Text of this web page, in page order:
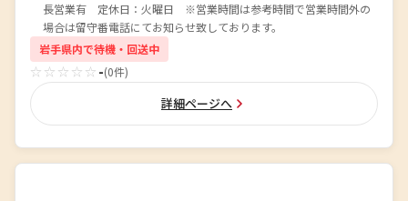
長営業有 定休日：火曜日 ※営業時間は参考時間で営業時間外の
場合は留守番電話にてお知らせ致しております。
岩手県内で待機・回送中
☆☆☆☆☆ -(0件)
詳細ページへ